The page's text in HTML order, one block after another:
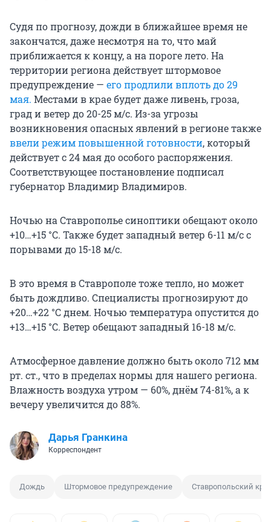
Судя по прогнозу, дожди в ближайшее время не
закончатся, даже несмотря на то, что май
приближается к концу, а на пороге лето. На
территории региона действует штормовое
предупреждение — его продлили вплоть до 29
мая. Местами в крае будет даже ливень, гроза,
град и ветер до 20-25 м/с. Из-за угрозы
возникновения опасных явлений в регионе также
ввели режим повышенной готовности, который
действует с 24 мая до особого распоряжения.
Соответствующее постановление подписал
губернатор Владимир Владимиров.
Ночью на Ставрополье синоптики обещают около
+10…+15 °C. Также будет западный ветер 6-11 м/с с
порывами до 15-18 м/с.
В это время в Ставрополе тоже тепло, но может
быть дождливо. Специалисты прогнозируют до
+20…+22 °Cднем. Ночью температура опустится до
+13…+15 °С. Ветер обещают западный 16-18 м/с.
Атмосферное давление должно быть около 712 мм
рт. ст., что в пределах нормы для нашего региона.
Влажность воздуха утром — 60%, днём 74-81%, а к
вечеру увеличится до 88%.
Дарья Гранкина
Корреспондент
Дождь Штормовое предупреждение Ставропольский